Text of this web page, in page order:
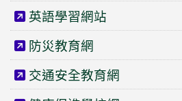
英語學習網站
防災教育網
交通安全教育網